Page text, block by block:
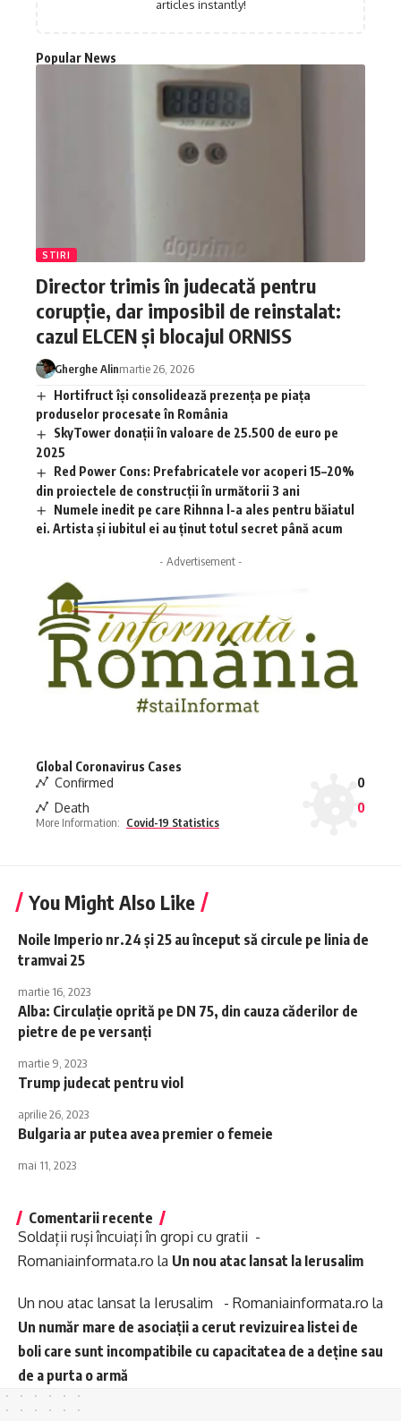
articles instantly!
Popular News
STIRI
Director trimis în judecată pentru
corupție, dar imposibil de reinstalat:
cazul ELCEN și blocajul ORNISS
Gherghe Alinmartie 26, 2026
Hortifruct își consolidează prezența pe piața
produselor procesate în România
SkyTower donații în valoare de 25.500 de euro pe
2025
Red Power Cons: Prefabricatele vor acoperi 15–20%
din proiectele de construcții în următorii 3 ani
Numele inedit pe care Rihnna l-a ales pentru băiatul
ei. Artista și iubitul ei au ținut totul secret până acum
- Advertisement -
Global Coronavirus Cases
Confirmed
0
Death
0
More Information: Covid-19 Statistics
You Might Also Like
Noile Imperio nr.24 și 25 au început să circule pe linia de
tramvai 25
martie 16, 2023
Alba: Circulaţie oprită pe DN 75, din cauza căderilor de
pietre de pe versanţi
martie 9, 2023
Trump judecat pentru viol
aprilie 26, 2023
Bulgaria ar putea avea premier o femeie
mai 11, 2023
Comentarii recente
Soldații ruși încuiați în gropi cu gratii -
Romaniainformata.ro la Un nou atac lansat la Ierusalim
Un nou atac lansat la Ierusalim - Romaniainformata.ro la
Un număr mare de asociații a cerut revizuirea listei de
boli care sunt incompatibile cu capacitatea de a deține sau
de a purta o armă